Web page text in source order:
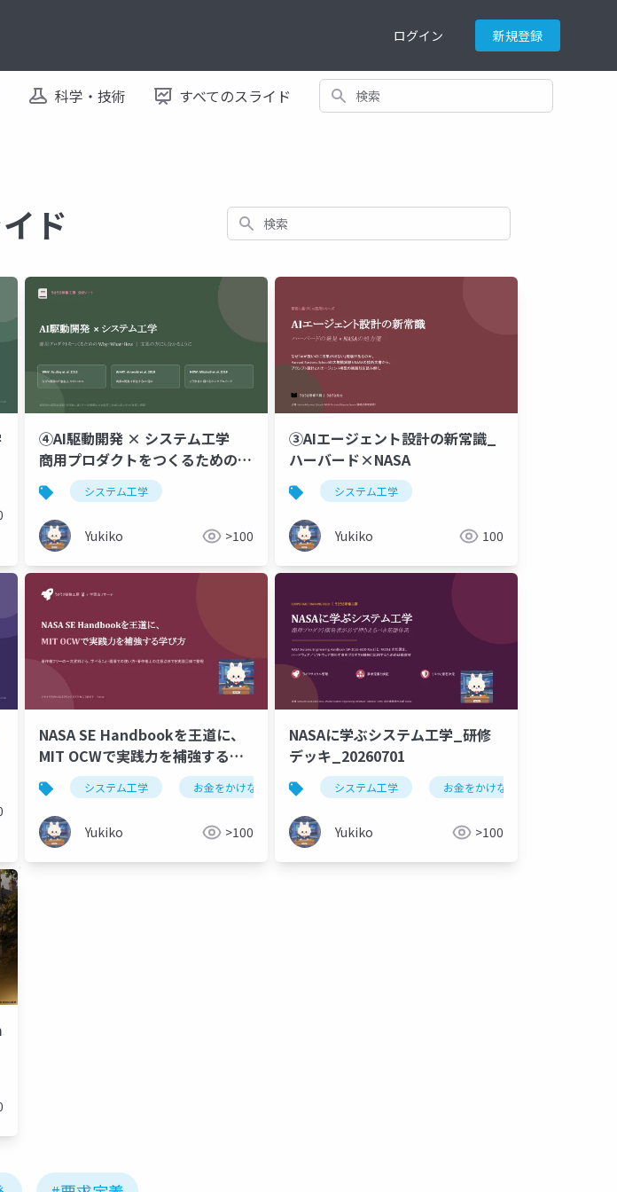
ログイン 新規登録
科学・技術 すべてのスライド 検索
ド 検索
④AI駆動開発 × システム工学
商用プロダクトをつくるための
Why・What・How ｜ 文系の方
にも分かるように
システム工学
Yukiko >100
③AIエージェント設計の新常識_
ハーバード×NASA
システム工学
Yukiko 100
NASA SE Handbookを王道に、
MIT OCWで実践力を補強する学
び方_20260701
システム工学 お金をかけない
Yukiko >100
NASAに学ぶシステム工学_研修
デッキ_20260701
システム工学 お金をかけない
Yukiko >100